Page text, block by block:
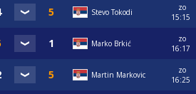
Stevo Tokodi
zo
15:15
Marko Brkić
zo
16:17
Martin Markovic
zo
16:25